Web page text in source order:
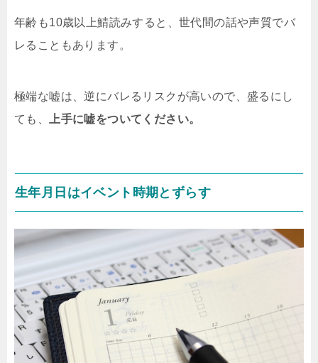
年齢も10歳以上鯖読みすると、世代間の話や声質でバ
レることもあります。
極端な嘘は、逆にバレるリスクが高いので、盛るにし
ても、
上手に嘘をついてください。
生年月日はイベント時期とずらす